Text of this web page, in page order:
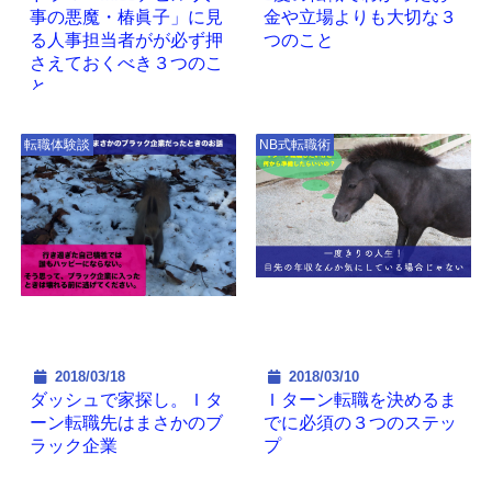
事の悪魔・椿眞子」に見
る人事担当者がが必ず押
さえておくべき３つのこ
と
金や立場よりも大切な３
つのこと
転職体験談
2018/03/18
ダッシュで家探し。Ｉタ
ーン転職先はまさかのブ
ラック企業
NB式転職術
2018/03/10
Ｉターン転職を決めるま
でに必須の３つのステッ
プ